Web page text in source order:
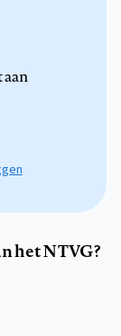
aan
het NTVG?